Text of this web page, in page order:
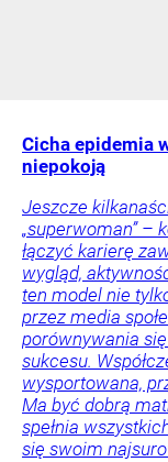
Cicha epidemia
niepokoją
Jeszcze
„superwoman” –
łączyć karierę
wygląd,
ten model nie
przez media
porównywania
sukcesu.
wysportowana,
Ma być dobrą
spełnia
się swoim